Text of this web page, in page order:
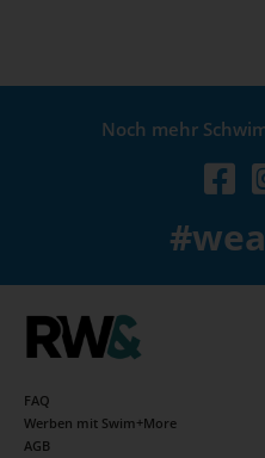
Noch mehr
FAQ
Werben mit Swim+More
AGB